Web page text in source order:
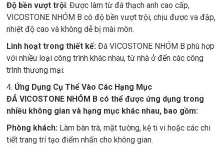
Độ bền vượt trội: Được làm từ đá thạch anh cao cấp,
VICOSTONE NHÓM B có độ bền vượt trội, chịu được va đập,
nhiệt độ cao và không dễ bị mài mòn.
Linh hoạt trong thiết kế: Đá VICOSTONE NHÓM B phù hợp
với nhiều loại công trình khác nhau, từ nhà ở đến các công
trình thương mại.
4. Ứng Dụng Cụ Thể Vào Các Hạng Mục
ĐÁ VICOSTONE NHÓM B có thể được ứng dụng trong
nhiều không gian và hạng mục khác nhau, bao gồm:
Phòng khách: Làm bàn trà, mặt tường, kệ ti vi hoặc các chi
tiết trang trí tạo điểm nhấn cho không gian.